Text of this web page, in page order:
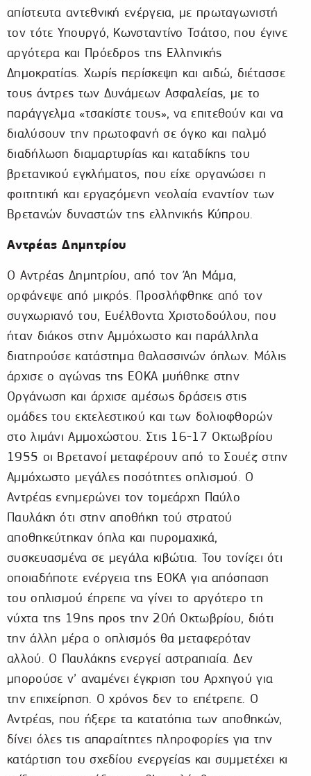
απίστευτα αντεθνική ενέργεια, με πρωταγωνιστή
τον τότε Υπουργό, Κωνσταντίνο Τσάτσο, που έγινε
αργότερα και Πρόεδρος της Ελληνικής
Δημοκρατίας. Χωρίς περίσκεψη και αιδώ, διέτασσε
τους άντρες των Δυνάμεων Ασφαλείας, με το
παράγγελμα «τσακίστε τους», να επιτεθούν και να
διαλύσουν την πρωτοφανή σε όγκο και παλμό
διαδήλωση διαμαρτυρίας και καταδίκης του
βρετανικού εγκλήματος, που είχε οργανώσει η
φοιτητική και εργαζόμενη νεολαία εναντίον των
Βρετανών δυναστών της ελληνικής Κύπρου.
Αντρέας Δημητρίου
Ο Αντρέας Δημητρίου, από τον Άη Μάμα,
ορφάνεψε από μικρός. Προσλήφθηκε από τον
συγχωριανό του, Ευέλθοντα Χριστοδούλου, που
ήταν διάκος στην Αμμόχωστο και παράλληλα
διατηρούσε κατάστημα θαλασσινών όπλων. Μόλις
άρχισε ο αγώνας της ΕΟΚΑ μυήθηκε στην
Οργάνωση και άρχισε αμέσως δράσεις στις
ομάδες του εκτελεστικού και των δολιοφθορών
στο λιμάνι Αμμοχώστου. Στις 16-17 Οκτωβρίου
1955 οι Βρετανοί μεταφέρουν από το Σουέζ στην
Αμμόχωστο μεγάλες ποσότητες οπλισμού. Ο
Αντρέας ενημερώνει τον τομεάρχη Παύλο
Παυλάκη ότι στην αποθήκη τού στρατού
αποθηκεύτηκαν όπλα και πυρομαχικά,
συσκευασμένα σε μεγάλα κιβώτια. Του τονίζει ότι
οποιαδήποτε ενέργεια της ΕΟΚΑ για απόσπαση
του οπλισμού έπρεπε να γίνει το αργότερο τη
νύχτα της 19ης προς την 20ή Οκτωβρίου, διότι
την άλλη μέρα ο οπλισμός θα μεταφερόταν
αλλού. Ο Παυλάκης ενεργεί αστραπιαία. Δεν
μπορούσε ν’ αναμένει έγκριση του Αρχηγού για
την επιχείρηση. Ο χρόνος δεν το επέτρεπε. Ο
Αντρέας, που ήξερε τα κατατόπια των αποθηκών,
δίνει όλες τις απαραίτητες πληροφορίες για την
κατάρτιση του σχεδίου ενεργείας και συμμετέχει κι